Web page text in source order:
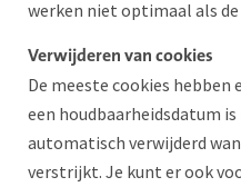
werken niet optimaal als
Verwijderen van cookies
De meeste cookies hebben
een houdbaarheidsdatum
automatisch verwijderd
verstrijkt. Je kunt er ook